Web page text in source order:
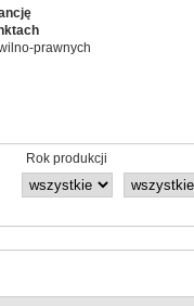
prawnych
Rok produkcji